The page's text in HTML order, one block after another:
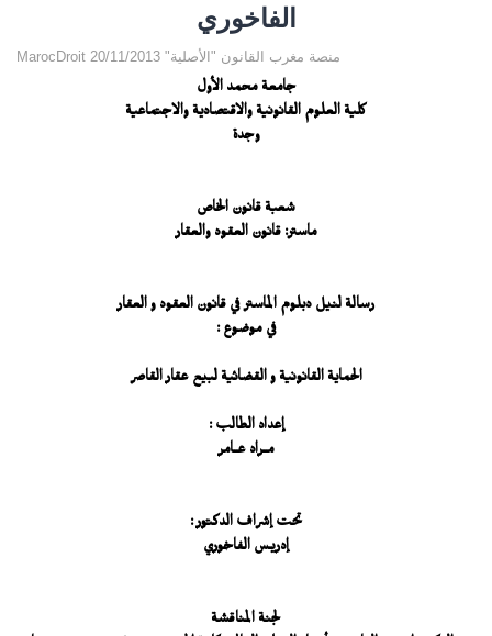
الفاخوري
MarocDroit منصة مغرب القانون "الأصلية" 20/11/2013
جامعة محمد الأول
كلية العلوم القانونية والاقتصادية والاجتماعية
وجدة
شعبة قانون الخاص
ماستر: قانون العقود والعقار
رسالة لنيل دبلوم الماستر في قانون العقود و العقار
في موضوع :
الحماية القانونية و القضائية لبيع عقار القاصر
إعداد الطالب :
مــراد عــامر
تحت إشراف الدكتور :
إدريـس الفاخوري
لجنة المناقشة